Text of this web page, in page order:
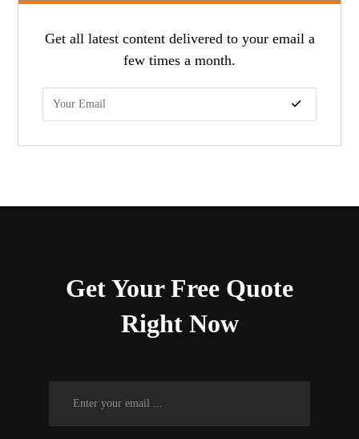
Get all latest content delivered to your email a
few times a month.
Get Your Free Quote
Right Now